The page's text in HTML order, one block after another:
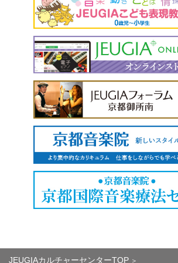
JEUGIAカルチャーセンターTOP